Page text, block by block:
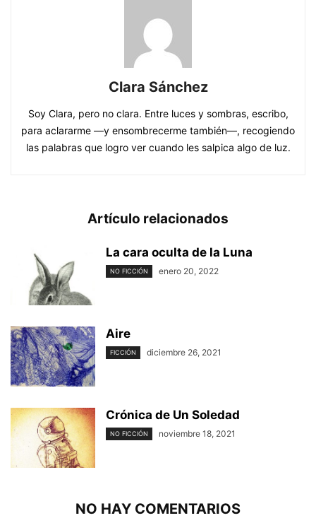
Clara Sánchez
Soy Clara, pero no clara. Entre luces y sombras, escribo,
para aclararme —y ensombrecerme también—, recogiendo
las palabras que logro ver cuando les salpica algo de luz.
Artículo relacionados
La cara oculta de la Luna
NO FICCIÓN enero 20, 2022
Aire
FICCIÓN diciembre 26, 2021
Crónica de Un Soledad
NO FICCIÓN noviembre 18, 2021
NO HAY COMENTARIOS